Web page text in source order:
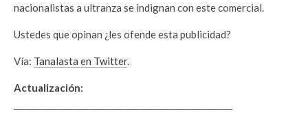
nacionalistas a ultranza se indignan con este comercial.
Ustedes que opinan ¿les ofende esta publicidad?
Vía: Tanalasta en Twitter.
Actualización: